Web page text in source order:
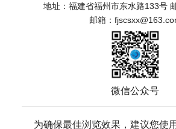
地址：福建省福州市东水路133号
邮箱：
微信公众号
为确保最佳浏览效果，建议您使